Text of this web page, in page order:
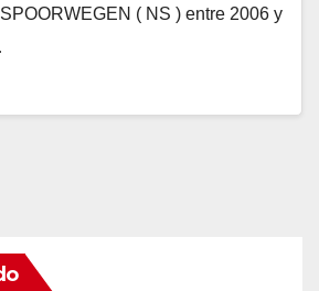
( NS ) entre 2006 y